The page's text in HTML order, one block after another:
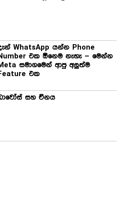
WhatsApp යන්න Phone
එක ඕනෙම නැහැ – මෙන්න
සමාගමෙන් ආපු අලුත්ම
එක
සහ චීනය